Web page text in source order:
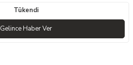
Tükendi
Gelince Haber Ver